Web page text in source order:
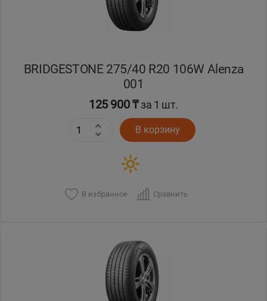
BRIDGESTONE 275/40 R20 106W Alenza
001
125 900 ₸за 1 шт.
В корзину
В избранное Сравнить